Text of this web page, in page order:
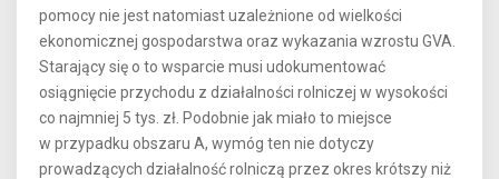
pomocy nie jest natomiast uzależnione od wielkości
ekonomicznej gospodarstwa oraz wykazania wzrostu GVA.
Starający się o to wsparcie musi udokumentować
osiągnięcie przychodu z działalności rolniczej w wysokości
co najmniej 5 tys. zł. Podobnie jak miało to miejsce
w przypadku obszaru A, wymóg ten nie dotyczy
prowadzących działalność rolniczą przez okres krótszy niż